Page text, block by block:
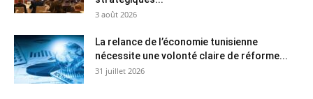
3 août 2026
La relance de l’économie tunisienne
nécessite une volonté claire de réforme...
31 juillet 2026